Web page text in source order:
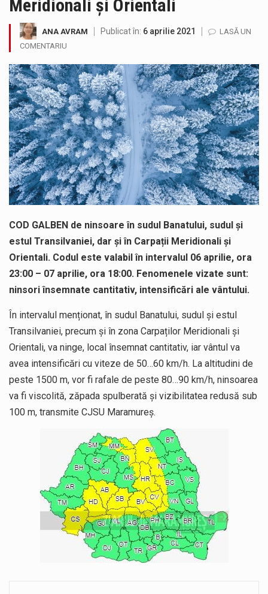
COD GALBEN. Interval de valabilitate: 07 august, ora 12.00 – 07 august, ora 23.00 / Fenomene vizate: instabilitate atmosferică, intensificări…
Proiectul de lege privind Strategia națională pentru conservarea biodiversității a fost din nou dezbătut ieri și în final adoptat de…
Pe scurt. Statuia lui PINTEA VITEAZU din fața Jandarmeriei Maramures a ajuns să fie zilele acestea mărul discordiei între administrații.…
Noile statii de călători, achizitionate la preț de garsonieră per bucată, dezamăgesc total cetățenii care folosesc mijloacele de transport în…
Meridionali și Orientali
ANA AVRAM Publicat în: 6 aprilie 2021
LASĂ UN
COMENTARIU
COD GALBEN de ninsoare în sudul Banatului, sudul și
estul Transilvaniei, dar și în Carpații Meridionali și
Orientali. Codul este valabil în intervalul 06 aprilie, ora
23:00 – 07 aprilie, ora 18:00. Fenomenele vizate sunt:
ninsori însemnate cantitativ, intensificări ale vântului.
În intervalul menționat, în sudul Banatului, sudul și estul
Transilvaniei, precum și în zona Carpaților Meridionali și
Orientali, va ninge, local însemnat cantitativ, iar vântul va
avea intensificări cu viteze de 50…60 km/h. La altitudini de
peste 1500 m, vor fi rafale de peste 80…90 km/h, ninsoarea
va fi viscolită, zăpada spulberată și vizibilitatea redusă sub
100 m, transmite CJSU Maramureș.